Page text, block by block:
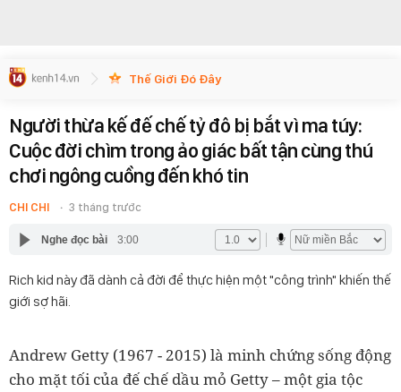
Thế Giới Đó Đây
Người thừa kế đế chế tỷ đô bị bắt vì ma túy:
Cuộc đời chìm trong ảo giác bất tận cùng thú
chơi ngông cuồng đến khó tin
CHI CHI 3 tháng trước
Nghe đọc bài 3:00
Rich kid này đã dành cả đời để thực hiện một "công trình" khiến thế
giới sợ hãi.
Andrew Getty (1967 - 2015) là minh chứng sống động
cho mặt tối của đế chế dầu mỏ Getty – một gia tộc